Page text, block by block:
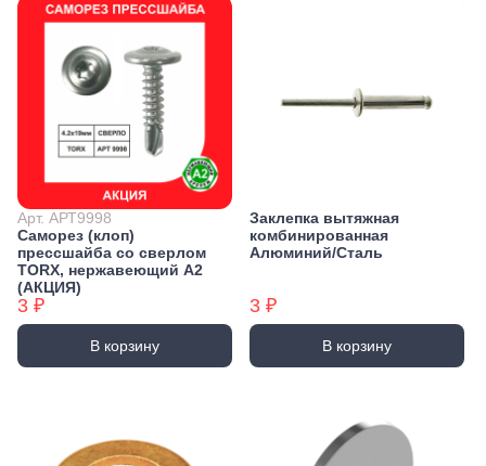
Арт. АРТ9998
Саморез (клоп)
прессшайба со сверлом
TORX, нержавеющий А2
(АКЦИЯ)
3 ₽
В корзину
Заклепка вытяжная
комбинированная
Алюминий/Сталь
3 ₽
В корзину